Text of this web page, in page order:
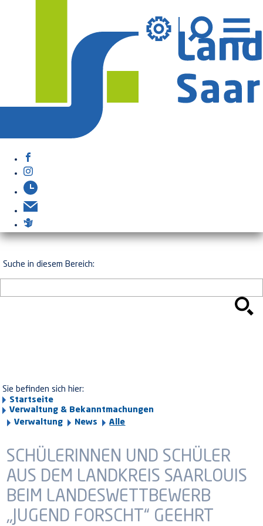
Suche in diesem Bereich:
Sie befinden sich hier:
Startseite
Verwaltung & Bekanntmachungen
Verwaltung
News Alle
SCHÜLERINNEN UND SCHÜLER
AUS DEM LANDKREIS SAARLOUIS
BEIM LANDESWETTBEWERB
„JUGEND FORSCHT“ GEEHRT